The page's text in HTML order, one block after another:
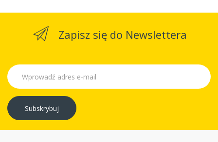
Zapisz się do Newslettera
Subskrybuj